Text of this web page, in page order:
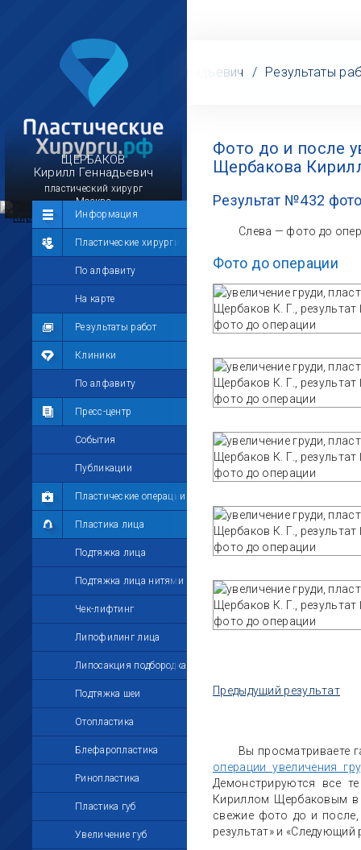
ЩЕРБАКОВ
Кирилл Геннадьевич
пластический хирург
Москва
Информация
Пластические хирурги
По алфавиту
На карте
Результаты работ
Клиники
По алфавиту
Пресс-центр
События
Публикации
Пластические операции
Пластика лица
Подтяжка лица
Подтяжка лица нитями
Чек-лифтинг
Липофилинг лица
Липосакция подбородка
Подтяжка шеи
Отопластика
Блефаропластика
Ринопластика
Пластика губ
Увеличение губ
Сообщество
Лента
Участники
Мой профиль
Мои сообщения
Мои фотографии
Мои комментарии
Мои друзья
Моё избранное
Мои настройки
Щербаков Кирилл Геннадьевич / Результаты
Фото до и после
Щербакова
Результат №432
Слева — фото до
Фото до операции
Предыдущий результат
Вы просматриваете
операции увеличения
Демонстрируются все
Кириллом Щербаковым в
свежие фото до и после,
результат» и «Следующий